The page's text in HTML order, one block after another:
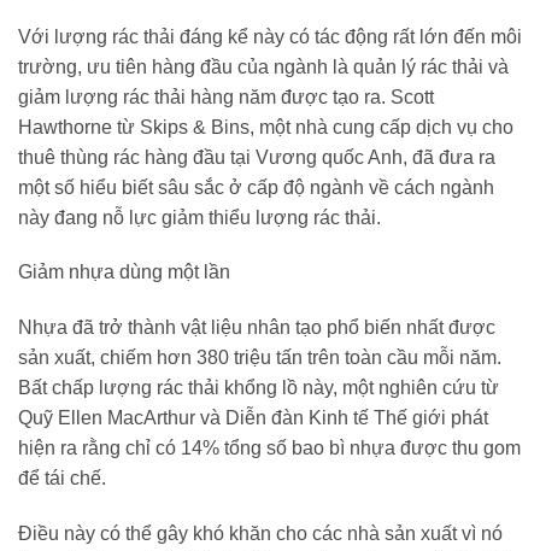
Với lượng rác thải đáng kể này có tác động rất lớn đến môi
trường, ưu tiên hàng đầu của ngành là quản lý rác thải và
giảm lượng rác thải hàng năm được tạo ra. Scott
Hawthorne từ Skips & Bins, một nhà cung cấp dịch vụ cho
thuê thùng rác hàng đầu tại Vương quốc Anh, đã đưa ra
một số hiểu biết sâu sắc ở cấp độ ngành về cách ngành
này đang nỗ lực giảm thiểu lượng rác thải.
Giảm nhựa dùng một lần
Nhựa đã trở thành vật liệu nhân tạo phổ biến nhất được
sản xuất, chiếm hơn 380 triệu tấn trên toàn cầu mỗi năm.
Bất chấp lượng rác thải khổng lồ này, một nghiên cứu từ
Quỹ Ellen MacArthur và Diễn đàn Kinh tế Thế giới phát
hiện ra rằng chỉ có 14% tổng số bao bì nhựa được thu gom
để tái chế.
Điều này có thể gây khó khăn cho các nhà sản xuất vì nó